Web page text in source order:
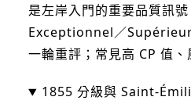
是左岸入門的重要品質訊
Exceptionnel／
一輪重評；常見高 CP 值、
1855 分級與 Saint-